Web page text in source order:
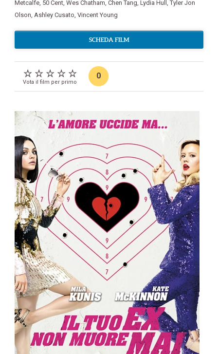
Metcalfe 50 Cent Wes Chatham Chen Tang Lydia Hull ,Tyler Jon
Olson Ashley Cusato Vincent Young
SCHEDA FILM
Vota il film per primo
0